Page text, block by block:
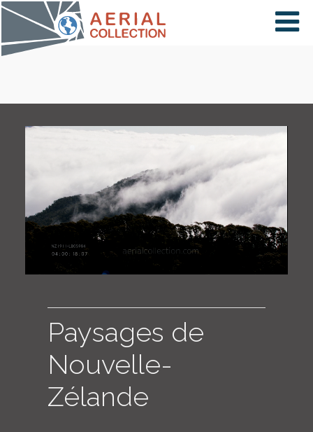
×
PAYS
CARTE
COLLECTIONS
Paysages de
Nouvelle-
Zélande